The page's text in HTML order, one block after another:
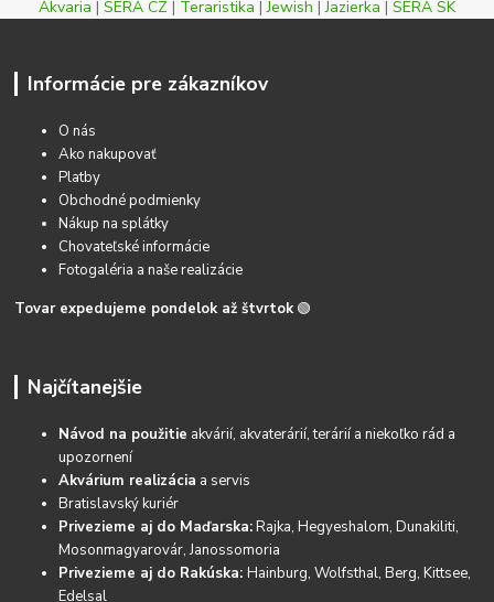
Akvaria | SERA CZ | Teraristika |Jewish |Jazierka | SERA SK
Informácie pre zákazníkov
O nás
Ako nakupovať
Platby
Obchodné podmienky
Nákup na splátky
Chovateľské informácie
Fotogaléria a naše realizácie
Tovar expedujeme pondelok až štvrtok 🟢
Najčítanejšie
Návod na použitie akvárií, akvaterárií, terárií a niekoľko rád a
upozornení
Akvárium realizácia a servis
Bratislavský kuriér
Privezieme aj do Maďarska:Rajka, Hegyeshalom, Dunakiliti,
Mosonmagyarovár, Janossomoria
Privezieme aj do Rakúska:Hainburg, Wolfsthal, Berg, Kittsee,
Edelsal